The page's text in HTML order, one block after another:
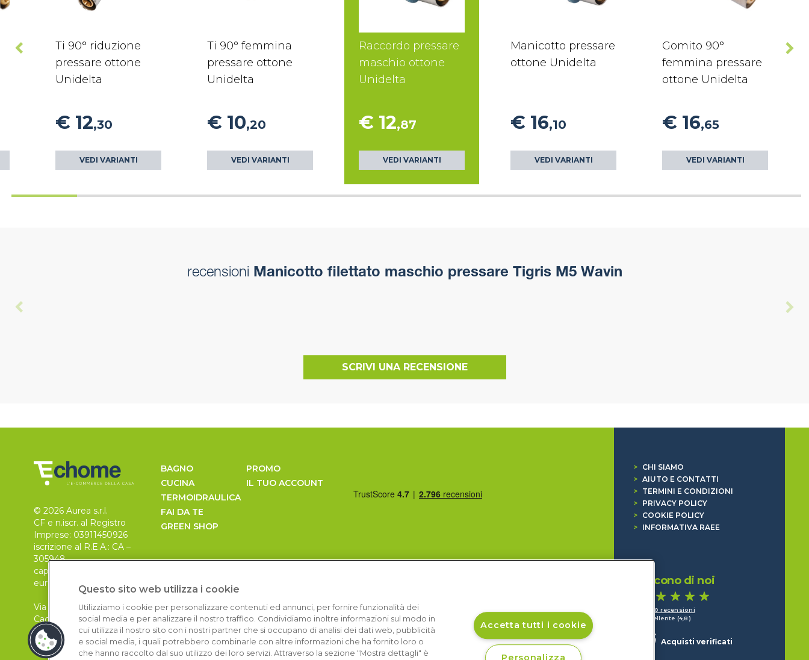
Ti 90° riduzione
pressare ottone
Unidelta
€ 12,30
VEDI VARIANTI
Ti 90° femmina
pressare ottone
Unidelta
€ 10,20
VEDI VARIANTI
Raccordo pressare
maschio ottone
Unidelta
€ 12,87
VEDI VARIANTI
Manicotto pressare
ottone Unidelta
€ 16,10
VEDI VARIANTI
Gomito 90°
femmina pressare
ottone Unidelta
€ 16,65
VEDI VARIANTI
recensioni Manicotto filettato maschio pressare Tigris M5 Wavin
SCRIVI UNA RECENSIONE
© 2026 Aurea s.r.l.
CF e n.iscr. al Registro
Imprese: 03911450926
iscrizione al R.E.A.: CA –
305948
capitale sociale 30.000
euro, i.v.
Via Pietro Leo n. 6
Cagliari
09129
BAGNO
CUCINA
TERMOIDRAULICA
FAI DA TE
GREEN SHOP
PROMO
IL TUO ACCOUNT
>
CHI SIAMO
> AIUTO E CONTATTI
>
TERMINI E CONDIZIONI
>
PRIVACY POLICY
>
COOKIE POLICY
>
INFORMATIVA RAEE
Dicono di noi
1.640 recensioni
Eccellente (4,8)
Acquisti verificati
Questo sito web utilizza i cookie
Utilizziamo i cookie per personalizzare contenuti ed annunci, per fornire funzionalità dei
social media e per analizzare il nostro traffico. Condividiamo inoltre informazioni sul modo in
cui utilizza il nostro sito con i nostri partner che si occupano di analisi dei dati web, pubblicità
e social media, i quali potrebbero combinarle con altre informazioni che ha fornito loro o
che hanno raccolto dal suo utilizzo dei loro servizi. Attraverso la sezione "Mostra dettagli" è
Accetta tutti i cookie
Personalizza